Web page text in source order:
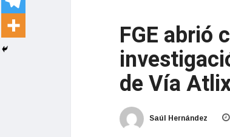
FGE abrió
de Vía
Saúl Hernández